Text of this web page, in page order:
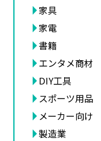
家具
家電
書籍
エンタメ商材
DIY工具
スポーツ用品
メーカー向け
製造業